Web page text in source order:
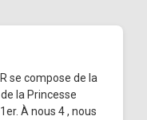
se compose de la
de la Princesse
À nous 4 , nous